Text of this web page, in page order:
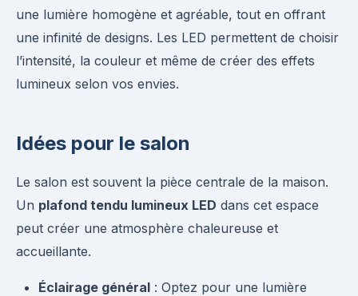
une lumière homogène et agréable, tout en offrant
une infinité de designs. Les LED permettent de choisir
l’intensité, la couleur et même de créer des effets
lumineux selon vos envies.
Idées pour le salon
Le salon est souvent la pièce centrale de la maison.
Un plafond tendu lumineux LED dans cet espace
peut créer une atmosphère chaleureuse et
accueillante.
Éclairage général : Optez pour une lumière